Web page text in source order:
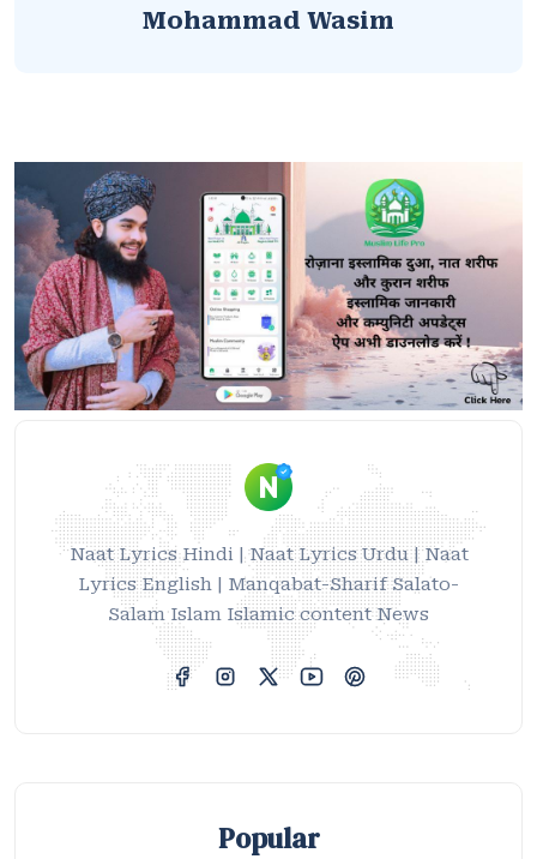
Mohammad Wasim
Naat Lyrics Hindi | Naat Lyrics Urdu | Naat
Lyrics English | Manqabat-Sharif Salato-
Salam Islam Islamic content News
Popular